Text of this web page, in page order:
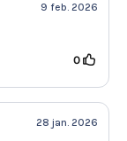
9 feb. 2026
0
28 jan. 2026